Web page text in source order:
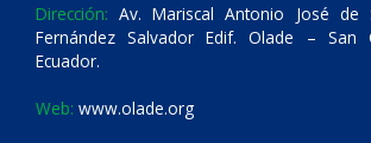
Dirección: Av. Mariscal Antonio José de
Fernández Salvador Edif. Olade – San
Ecuador.
Web: www.olade.org